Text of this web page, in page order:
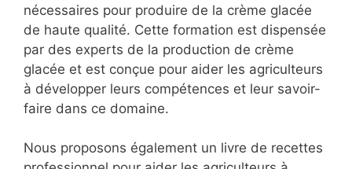
nécessaires pour produire de la crème glacée
de haute qualité. Cette formation est dispensée
par des experts de la production de crème
glacée et est conçue pour aider les agriculteurs
à développer leurs compétences et leur savoir-
faire dans ce domaine.
Nous proposons également un livre de recettes